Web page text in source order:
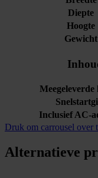
Diepte
Hoogte
Gewicht
Meegeleverde
Inclusief AC-
Druk om carrousel over
Alternatieve